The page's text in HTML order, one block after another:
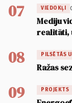
07 VIEDOKĻI
Mediju
realitāti,
08 PILSĒTĀS
Ražas
09 PROJEKTS